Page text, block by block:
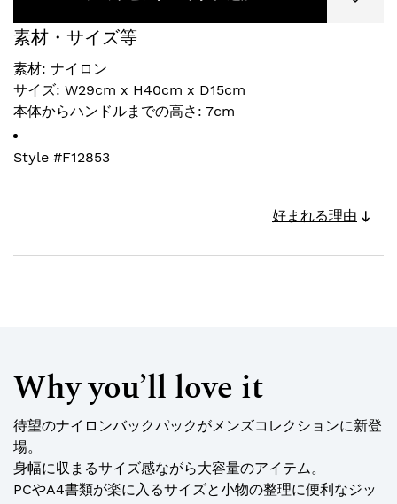
素材・サイズ等
素材: ナイロン
サイズ: W29cm x H40cm x D15cm
本体からハンドルまでの高さ: 7cm
Style #F12853
好まれる理由
Why you’ll love it
待望のナイロンバックパックがメンズコレクションに新登
場。
身幅に収まるサイズ感ながら大容量のアイテム。
PCやA4書類が楽に入るサイズと小物の整理に便利なジッ